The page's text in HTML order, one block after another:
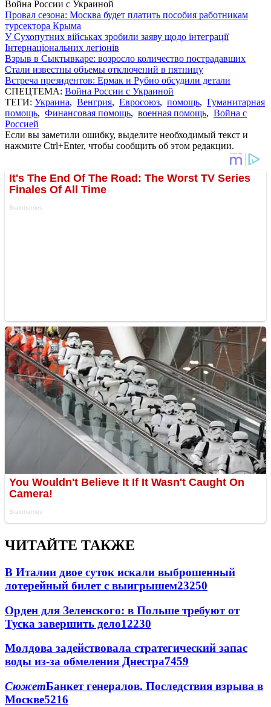
Война России с Украиной
Провал сезона: Москва будет платить пособия работникам
турсектора Крыма
У Сухопутних військах зробили заяву щодо інтеграції
Інтернаціональних легіонів
Взрыв в Сыктывкаре: возросло количество пострадавших
Стали известны объемы отключений в пятницу
Встреча президентов: Ермак и Рубио обсудили детали
СПЕЦТЕМА: Война России с Украиной
ТЕГИ: Украина, Венгрия, Евросоюз, помощь, Гуманитарная
помощь, Финансовая помощь, военная помощь, Война с
Россией
Если вы заметили ошибку, выделите необходимый текст и
нажмите Ctrl+Enter, чтобы сообщить об этом редакции.
ЧИТАЙТЕ ТАКЖЕ
В Италии двое суток искали выброшенный
лотерейный билет с выигрышем23250
Орден для Зеленского: в Польше требуют от
Туска завершить дело12230
Молдова задействовала стратегический запас
воды из-за обмеления Днестра7459
СюжетБанкет генералов. Последствия взрыва в
Москве5216